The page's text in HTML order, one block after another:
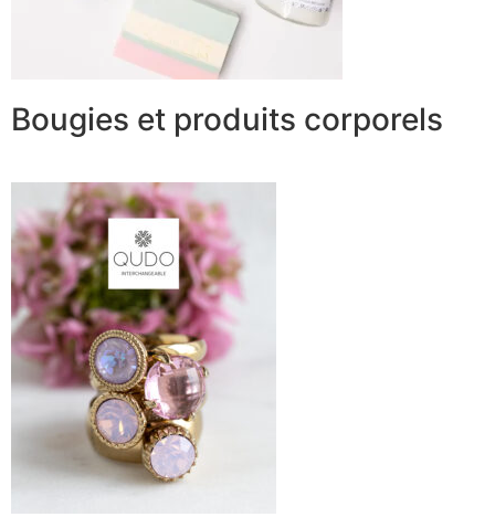
Bougies et produits corporels